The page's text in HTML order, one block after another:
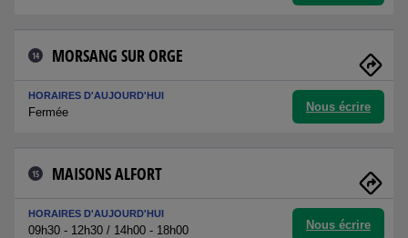
14 MORSANG SUR ORGE
HORAIRES D'AUJOURD'HUI
Fermée Nous écrire
15 MAISONS ALFORT
HORAIRES D'AUJOURD'HUI
09h30 - 12h30 / 14h00 - 18h00 Nous écrire